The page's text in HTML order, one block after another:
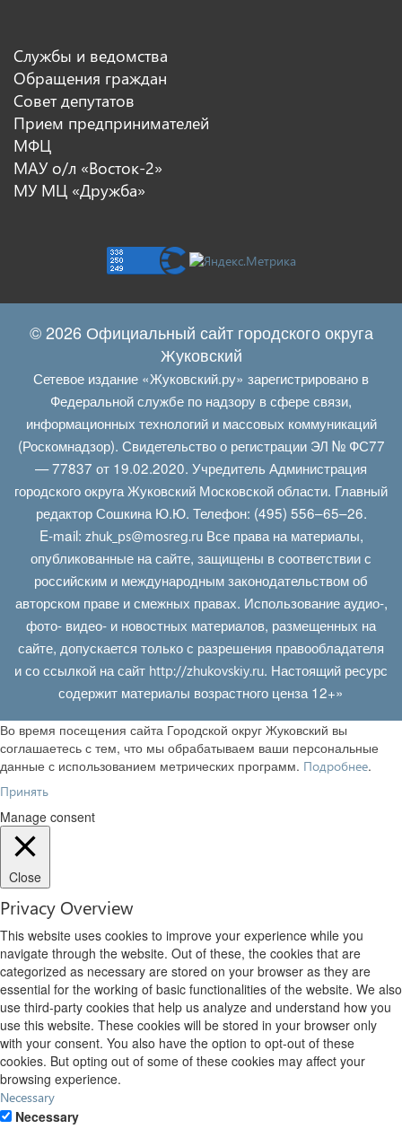
Службы и ведомства
Обращения граждан
Совет депутатов
Прием предпринимателей
МФЦ
МАУ о/л «Восток-2»
МУ МЦ «Дружба»
© 2026 Официальный сайт городского округа
Жуковский
Сетевое издание «Жуковский.ру» зарегистрировано в
Федеральной службе по надзору в сфере связи,
информационных технологий и массовых коммуникаций
(Роскомнадзор). Свидетельство о регистрации ЭЛ № ФС77
— 77837 от 19.02.2020. Учредитель Администрация
городского округа Жуковский Московской области. Главный
редактор Сошкина Ю.Ю. Телефон: (495) 556–65–26.
E‑mail: zhuk_ps@mosreg.ruВсе права на материалы,
опубликованные на сайте, защищены в соответствии с
российским и международным законодательством об
авторском праве и смежных правах. Использование аудио-,
фото- видео- и новостных материалов, размещенных на
сайте, допускается только с разрешения правообладателя
и со ссылкой на сайт http://zhukovskiy.ru. Настоящий ресурс
содержит материалы возрастного ценза 12+»
Во время посещения сайта Городской округ Жуковский вы
соглашаетесь с тем, что мы обрабатываем ваши персональные
данные с использованием метрических программ. Подробнее.
Принять
Manage consent
Close
Privacy Overview
This website uses cookies to improve your experience while you
navigate through the website. Out of these, the cookies that are
categorized as necessary are stored on your browser as they are
essential for the working of basic functionalities of the website. We also
use third-party cookies that help us analyze and understand how you
use this website. These cookies will be stored in your browser only
with your consent. You also have the option to opt-out of these
cookies. But opting out of some of these cookies may affect your
browsing experience.
Necessary
Necessary